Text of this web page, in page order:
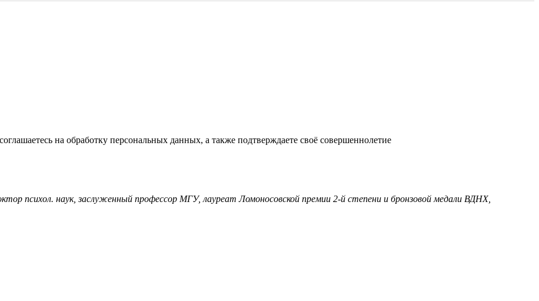
на обработку персональных данных, а также подтверждаете своё совершеннолетие
психол. наук, заслуженный профессор МГУ, лауреат Ломоносовской премии 2-й степени и бронзовой медали ВДНХ,